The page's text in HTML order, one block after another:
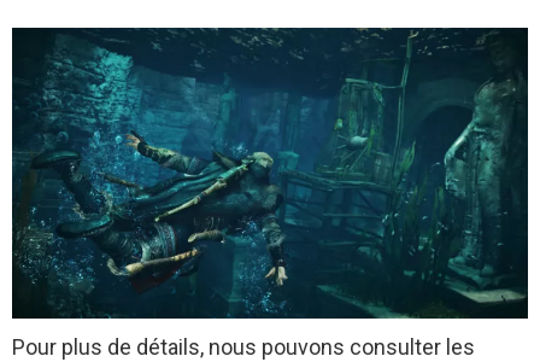
Pour plus de détails, nous pouvons consulter les